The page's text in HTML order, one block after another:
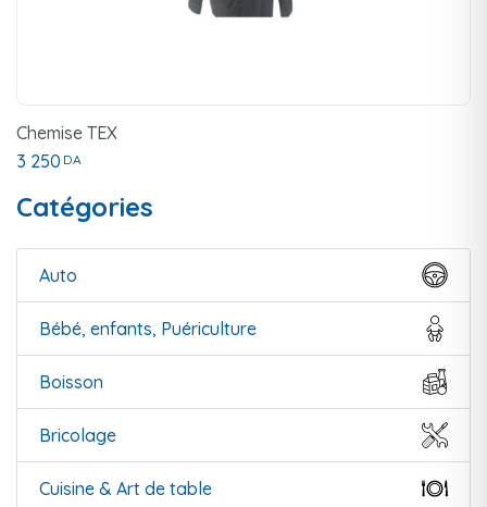
Catégories
Auto
Bébé, enfants, Puériculture
Boisson
Bricolage
Cuisine & Art de table
Chemise TEX
3 250 DA